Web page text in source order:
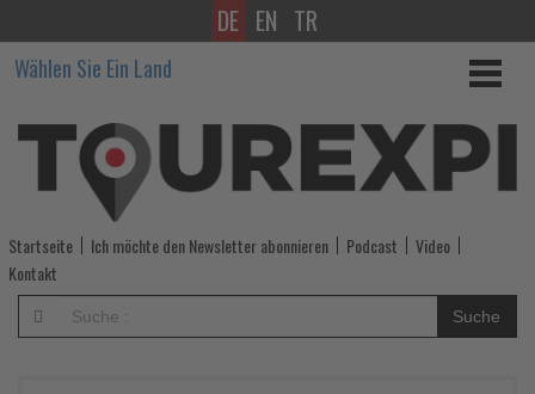
Großbritannien
und
Griechenland
vertiefen
Zusammenarbeit
im
Tourismus
DE EN TR
Wählen Sie Ein Land
Startseite Ich möchte den Newsletter abonnieren Podcast
Video
Kontakt
Suche